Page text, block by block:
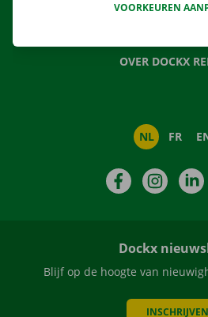
OVER DOCKX
NL FR
Facebook
Dockx
Blijf op de hoogte van
INSCHRIJVEN
VOORKEUREN